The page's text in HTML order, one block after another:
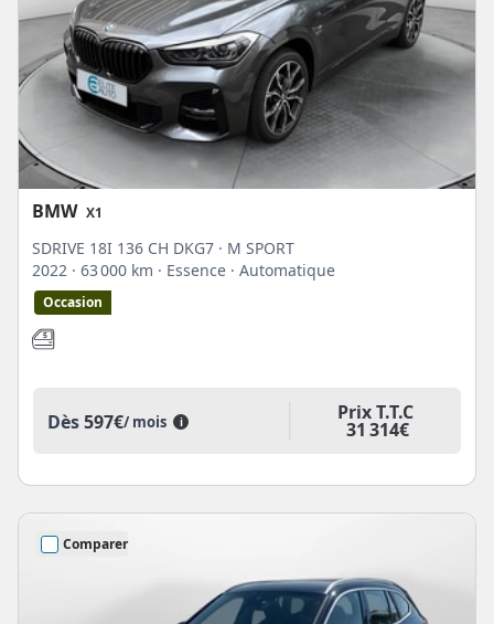
BMW X1
SDRIVE 18I 136 CH DKG7 · M SPORT
2022 · 63 000 km · Essence · Automatique
Occasion
Dès597€/ mois i Prix T.T.C
31 314€
Comparer